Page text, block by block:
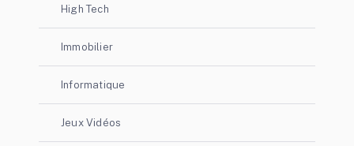
High Tech
Immobilier
Informatique
Jeux Vidéos